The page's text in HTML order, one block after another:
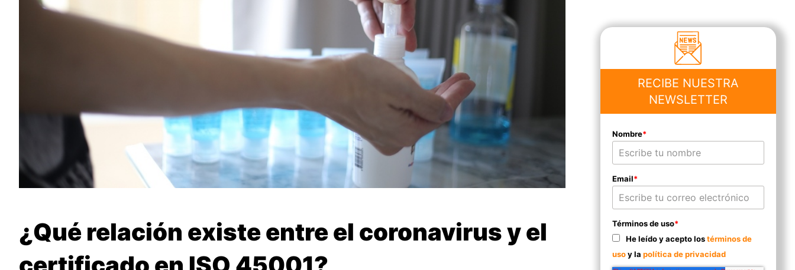
¿Qué relación existe entre el coronavirus y el
RECIBE NUESTRA
NEWSLETTER
Nombre*
Email*
Términos de uso*
He leído y acepto lostérminos de
usoy la política de privacidad